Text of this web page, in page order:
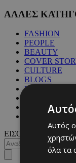
ΑΛΛΕΣ
FASHION
PEOPLE
BEAUTY
COVER
CULTURE
BLOGS
MAGAZINE
ASTROLOGY
ΓΕΝΙΚΕΣ
ΕΙΣΟΔΟΣ
Αυτός
όλα τα